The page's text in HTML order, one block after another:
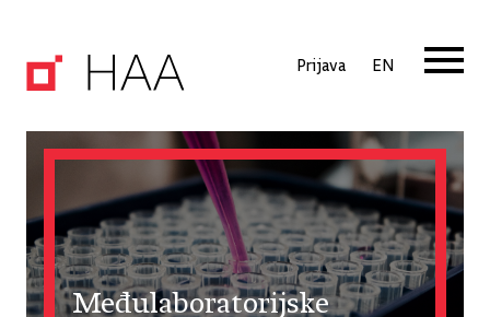
Prijava EN
Međulaboratorijske